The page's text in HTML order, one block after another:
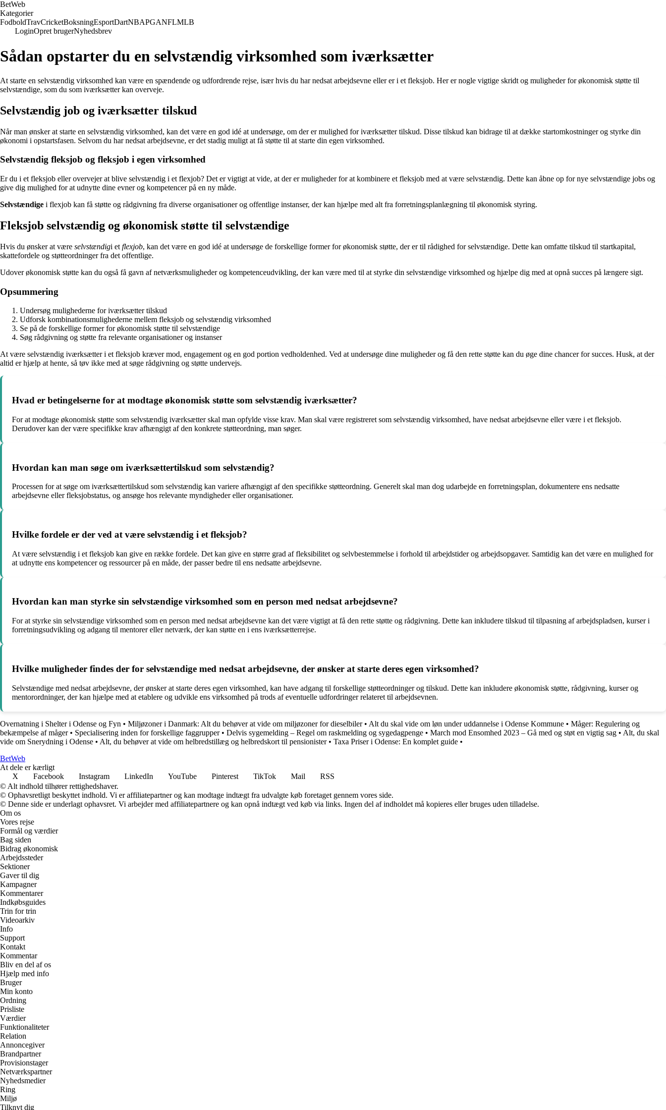
BetWeb
Kategorier
FodboldTravCricketBoksningEsportDartNBAPGANFLMLB
LoginOpret brugerNyhedsbrev
Sådan opstarter du en selvstændig virksomhed som iværksætter
At starte en selvstændig virksomhed kan være en spændende og udfordrende rejse, især hvis du har nedsat arbejdsevne eller er i et fleksjob. Her er nogle vigtige skridt og muligheder for økonomisk støtte til
selvstændige, som du som iværksætter kan overveje.
Selvstændig job og iværksætter tilskud
Når man ønsker at starte en selvstændig virksomhed, kan det være en god idé at undersøge, om der er mulighed for iværksætter tilskud. Disse tilskud kan bidrage til at dække startomkostninger og styrke din
økonomi i opstartsfasen. Selvom du har nedsat arbejdsevne, er det stadig muligt at få støtte til at starte din egen virksomhed.
Selvstændig fleksjob og fleksjob i egen virksomhed
Er du i et fleksjob eller overvejer at blive selvstændig i et flexjob? Det er vigtigt at vide, at der er muligheder for at kombinere et fleksjob med at være selvstændig. Dette kan åbne op for nye selvstændige jobs og
give dig mulighed for at udnytte dine evner og kompetencer på en ny måde.
Selvstændige i flexjob kan få støtte og rådgivning fra diverse organisationer og offentlige instanser, der kan hjælpe med alt fra forretningsplanlægning til økonomisk styring.
Fleksjob selvstændig og økonomisk støtte til selvstændige
Hvis du ønsker at være selvstændigi et flexjob, kan det være en god idé at undersøge de forskellige former for økonomisk støtte, der er til rådighed for selvstændige. Dette kan omfatte tilskud til startkapital,
skattefordele og støtteordninger fra det offentlige.
Udover økonomisk støtte kan du også få gavn af netværksmuligheder og kompetenceudvikling, der kan være med til at styrke din selvstændige virksomhed og hjælpe dig med at opnå succes på længere sigt.
Opsummering
Undersøg mulighederne for iværksætter tilskud
Udforsk kombinationsmulighederne mellem fleksjob og selvstændig virksomhed
Se på de forskellige former for økonomisk støtte til selvstændige
Søg rådgivning og støtte fra relevante organisationer og instanser
At være selvstændig iværksætter i et fleksjob kræver mod, engagement og en god portion vedholdenhed. Ved at undersøge dine muligheder og få den rette støtte kan du øge dine chancer for succes. Husk, at der
altid er hjælp at hente, så tøv ikke med at søge rådgivning og støtte undervejs.
Hvad er betingelserne for at modtage økonomisk støtte som selvstændig iværksætter?
For at modtage økonomisk støtte som selvstændig iværksætter skal man opfylde visse krav. Man skal være registreret som selvstændig virksomhed, have nedsat arbejdsevne eller være i et fleksjob.
Derudover kan der være specifikke krav afhængigt af den konkrete støtteordning, man søger.
Hvordan kan man søge om iværksættertilskud som selvstændig?
Processen for at søge om iværksættertilskud som selvstændig kan variere afhængigt af den specifikke støtteordning. Generelt skal man dog udarbejde en forretningsplan, dokumentere ens nedsatte
arbejdsevne eller fleksjobstatus, og ansøge hos relevante myndigheder eller organisationer.
Hvilke fordele er der ved at være selvstændig i et fleksjob?
At være selvstændig i et fleksjob kan give en række fordele. Det kan give en større grad af fleksibilitet og selvbestemmelse i forhold til arbejdstider og arbejdsopgaver. Samtidig kan det være en mulighed for
at udnytte ens kompetencer og ressourcer på en måde, der passer bedre til ens nedsatte arbejdsevne.
Hvordan kan man styrke sin selvstændige virksomhed som en person med nedsat arbejdsevne?
For at styrke sin selvstændige virksomhed som en person med nedsat arbejdsevne kan det være vigtigt at få den rette støtte og rådgivning. Dette kan inkludere tilskud til tilpasning af arbejdspladsen, kurser i
forretningsudvikling og adgang til mentorer eller netværk, der kan støtte en i ens iværksætterrejse.
Hvilke muligheder findes der for selvstændige med nedsat arbejdsevne, der ønsker at starte deres egen virksomhed?
Selvstændige med nedsat arbejdsevne, der ønsker at starte deres egen virksomhed, kan have adgang til forskellige støtteordninger og tilskud. Dette kan inkludere økonomisk støtte, rådgivning, kurser og
mentorordninger, der kan hjælpe med at etablere og udvikle ens virksomhed på trods af eventuelle udfordringer relateret til arbejdsevnen.
Overnatning i Shelter i Odense og Fyn • Miljøzoner i Danmark: Alt du behøver at vide om miljøzoner for dieselbiler• Alt du skal vide om løn under uddannelse i Odense Kommune • Måger: Regulering og
bekæmpelse af måger• Specialisering inden for forskellige faggrupper• Delvis sygemelding – Regel om raskmelding og sygedagpenge • March mod Ensomhed 2023 – Gå med og støt en vigtig sag • Alt, du skal
vide om Snerydning i Odense • Alt, du behøver at vide om helbredstillæg og helbredskort til pensionister• Taxa Priser i Odense: En komplet guide •
BetWeb
At dele er kærligt
X
Facebook Instagram LinkedIn YouTube Pinterest TikTok Mail
RSS
© Alt indhold tilhører rettighedshaver.
© Ophavsretligt beskyttet indhold. Vi er affiliatepartner og kan modtage indtægt fra udvalgte køb foretaget gennem vores side.
© Denne side er underlagt ophavsret. Vi arbejder med affiliatepartnere og kan opnå indtægt ved køb via links. Ingen del af indholdet må kopieres eller bruges uden tilladelse.
Om os
Vores rejse
Formål og værdier
Bag siden
Bidrag økonomisk
Arbejdssteder
Sektioner
Gaver til dig
Kampagner
Kommentarer
Indkøbsguides
Trin for trin
Videoarkiv
Info
Support
Kontakt
Kommentar
Bliv en del af os
Hjælp med info
Bruger
Min konto
Ordning
Prisliste
Værdier
Funktionaliteter
Relation
Annoncegiver
Brandpartner
Provisionstager
Netværkspartner
Nyhedsmedier
Ring
Miljø
Tilknyt dig